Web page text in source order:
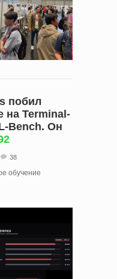
побил
на Terminal-
Bench. Он
38
обучение